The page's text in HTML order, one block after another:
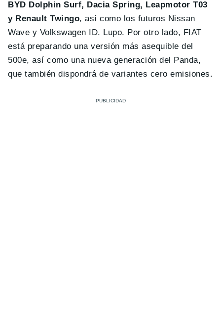
BYD Dolphin Surf, Dacia Spring, Leapmotor T03
y Renault Twingo, así como los futuros Nissan
Wave y Volkswagen ID. Lupo. Por otro lado, FIAT
está preparando una versión más asequible del
500e, así como una nueva generación del Panda,
que también dispondrá de variantes cero emisiones.